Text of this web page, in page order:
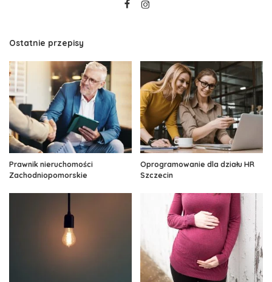
Ostatnie przepisy
Prawnik nieruchomości
Zachodniopomorskie
Oprogramowanie dla działu HR
Szczecin